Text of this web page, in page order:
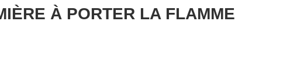
À PORTER LA FLAMME